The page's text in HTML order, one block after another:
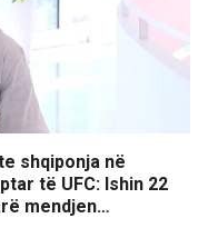
shqiponja në
të UFC: Ishin 22
mendjen…